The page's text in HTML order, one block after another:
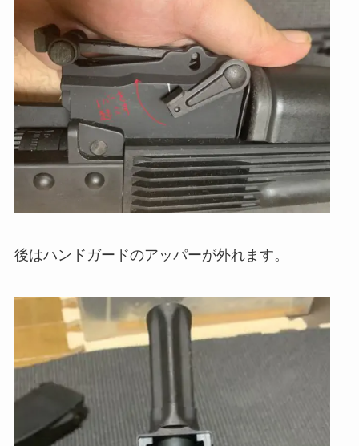
後はハンドガードのアッパーが外れます。